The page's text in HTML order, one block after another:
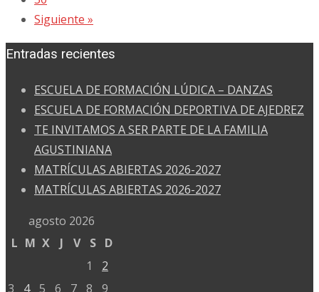
Siguiente »
Entradas recientes
ESCUELA DE FORMACIÓN LÚDICA – DANZAS
ESCUELA DE FORMACIÓN DEPORTIVA DE AJEDREZ
TE INVITAMOS A SER PARTE DE LA FAMILIA
AGUSTINIANA
MATRÍCULAS ABIERTAS 2026-2027
MATRÍCULAS ABIERTAS 2026-2027
agosto 2026
L M X J V S D
1
2
3
4 5 6 7 8
9